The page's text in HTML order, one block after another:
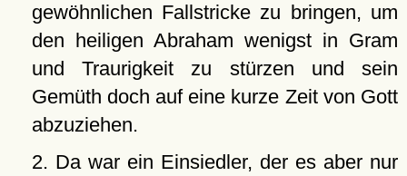
gewöhnlichen Fallstricke zu bringen, um
den heiligen Abraham wenigst in Gram
und Traurigkeit zu stürzen und sein
Gemüth doch auf eine kurze Zeit von Gott
abzuziehen.
2. Da war ein Einsiedler, der es aber nur